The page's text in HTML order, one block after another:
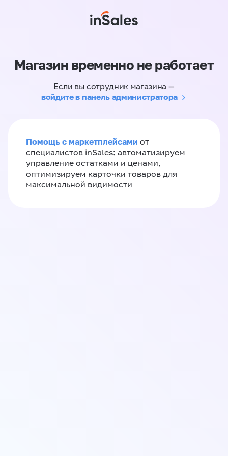
Магазин временно не работает
Если вы сотрудник магазина —
войдите в панель администратора
Помощь с маркетплейсами от
специалистов inSales: автоматизируем
управление остатками и ценами,
оптимизируем карточки товаров для
максимальной видимости